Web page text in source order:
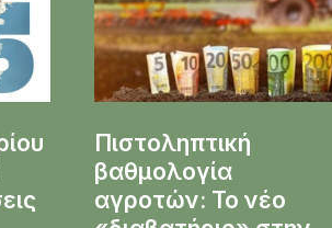
Πιστοληπτική
βαθμολογία
αγροτών: Το νέο